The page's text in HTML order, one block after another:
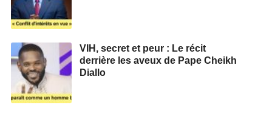
VIH, secret et peur : Le récit
derrière les aveux de Pape Cheikh
Diallo